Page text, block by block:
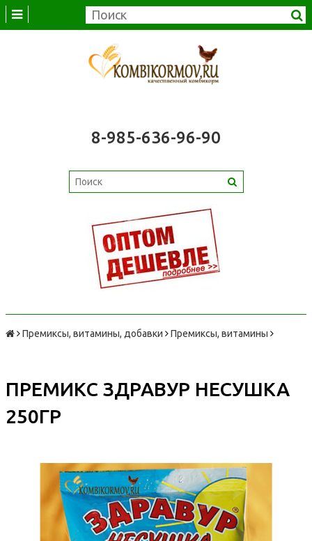
8-985-636-96-90
Премиксы, витамины, добавки Премиксы, витамины
ПРЕМИКС ЗДРАВУР НЕСУШКА
250ГР